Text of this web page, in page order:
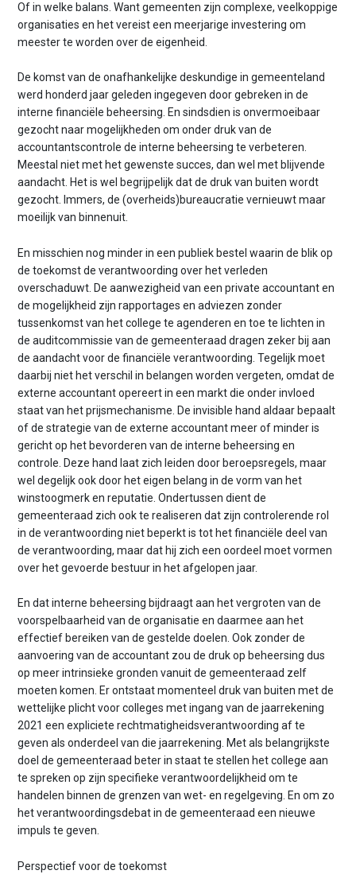
Of in welke balans. Want gemeenten zijn complexe, veelkoppige
organisaties en het vereist een meerjarige investering om
meester te worden over de eigenheid.
De komst van de onafhankelijke deskundige in gemeenteland
werd honderd jaar geleden ingegeven door gebreken in de
interne financiële beheersing. En sindsdien is onvermoeibaar
gezocht naar mogelijkheden om onder druk van de
accountantscontrole de interne beheersing te verbeteren.
Meestal niet met het gewenste succes, dan wel met blijvende
aandacht. Het is wel begrijpelijk dat de druk van buiten wordt
gezocht. Immers, de (overheids)bureaucratie vernieuwt maar
moeilijk van binnenuit.
En misschien nog minder in een publiek bestel waarin de blik op
de toekomst de verantwoording over het verleden
overschaduwt. De aanwezigheid van een private accountant en
de mogelijkheid zijn rapportages en adviezen zonder
tussenkomst van het college te agenderen en toe te lichten in
de auditcommissie van de gemeenteraad dragen zeker bij aan
de aandacht voor de financiële verantwoording. Tegelijk moet
daarbij niet het verschil in belangen worden vergeten, omdat de
externe accountant opereert in een markt die onder invloed
staat van het prijsmechanisme. De invisible hand aldaar bepaalt
of de strategie van de externe accountant meer of minder is
gericht op het bevorderen van de interne beheersing en
controle. Deze hand laat zich leiden door beroepsregels, maar
wel degelijk ook door het eigen belang in de vorm van het
winstoogmerk en reputatie. Ondertussen dient de
gemeenteraad zich ook te realiseren dat zijn controlerende rol
in de verantwoording niet beperkt is tot het financiële deel van
de verantwoording, maar dat hij zich een oordeel moet vormen
over het gevoerde bestuur in het afgelopen jaar.
En dat interne beheersing bijdraagt aan het vergroten van de
voorspelbaarheid van de organisatie en daarmee aan het
effectief bereiken van de gestelde doelen. Ook zonder de
aanvoering van de accountant zou de druk op beheersing dus
op meer intrinsieke gronden vanuit de gemeenteraad zelf
moeten komen. Er ontstaat momenteel druk van buiten met de
wettelijke plicht voor colleges met ingang van de jaarrekening
2021 een expliciete rechtmatigheidsverantwoording af te
geven als onderdeel van die jaarrekening. Met als belangrijkste
doel de gemeenteraad beter in staat te stellen het college aan
te spreken op zijn specifieke verantwoordelijkheid om te
handelen binnen de grenzen van wet- en regelgeving. En om zo
het verantwoordingsdebat in de gemeenteraad een nieuwe
impuls te geven.
Perspectief voor de toekomst